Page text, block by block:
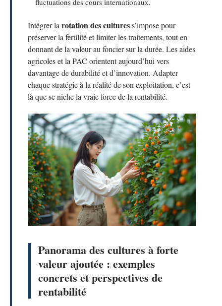
fluctuations des cours internationaux.
Intégrer la rotation des culturess’impose pour
préserver la fertilité et limiter les traitements, tout en
donnant de la valeur au foncier sur la durée. Les aides
agricoles et la PAC orientent aujourd’hui vers
davantage de durabilité et d’innovation. Adapter
chaque stratégie à la réalité de son exploitation, c’est
là que se niche la vraie force de la rentabilité.
Panorama des cultures à forte
valeur ajoutée : exemples
concrets et perspectives de
rentabilité